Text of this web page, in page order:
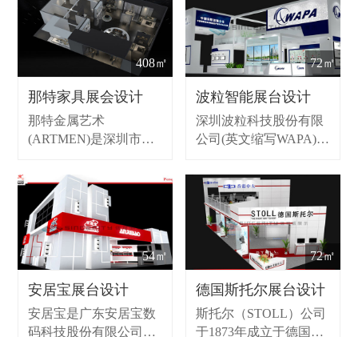
408㎡
那特家具展会设计
那特金属艺术
(ARTMEN)是深圳市铁
下品牌，中国首家专业
以金属为母材的装饰品
牌。产品以原创为主，
开发、生产、销售一条
龙服务。
72㎡
波粒智能展台设计
深圳波粒科技股份有限
公司(英文缩写WAPA)，
致力于音视频核心技术
开发及相机器视觉产品
生产销售的技术企业。
在产品领域上，波粒研
发生产全系列摄像机、
录像机、流媒体服务
器、解码拼接服务器、
中心音视频管理平台服
务器等设备，还提供智
54㎡
安居宝展台设计
安居宝是广东安居宝数
码科技股份有限公司主
72㎡
德国斯托尔展台设计
斯托尔（STOLL）公司
于1873年成立于德国，